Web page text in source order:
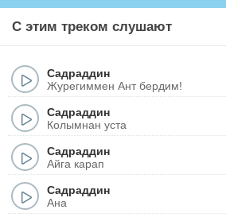
С этим треком слушают
Садраддин
Журегиммен Ант бердим!
Садраддин
Колымнан уста
Садраддин
Айга карап
Садраддин
Ана